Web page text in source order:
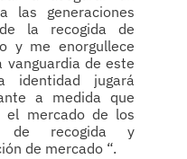
las generaciones
la recogida de
y me enorgullece
vanguardia de este
identidad jugará
a medida que
el mercado de los
de recogida y
de mercado “.